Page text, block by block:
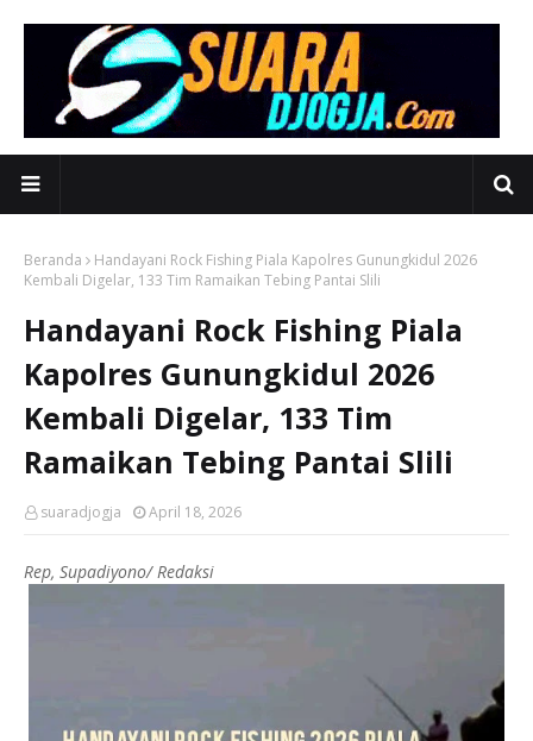
Beranda
Handayani Rock Fishing Piala Kapolres Gunungkidul 2026
Kembali Digelar, 133 Tim Ramaikan Tebing Pantai Slili
Handayani Rock Fishing Piala
Kapolres Gunungkidul 2026
Kembali Digelar, 133 Tim
Ramaikan Tebing Pantai Slili
suaradjogja April 18, 2026
Rep, Supadiyono/ Redaksi